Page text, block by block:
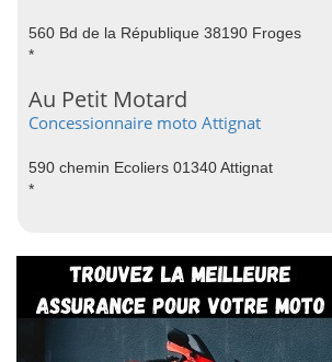
560 Bd de la République 38190 Froges
*
Au Petit Motard
Concessionnaire moto Attignat
590 chemin Ecoliers 01340 Attignat
*